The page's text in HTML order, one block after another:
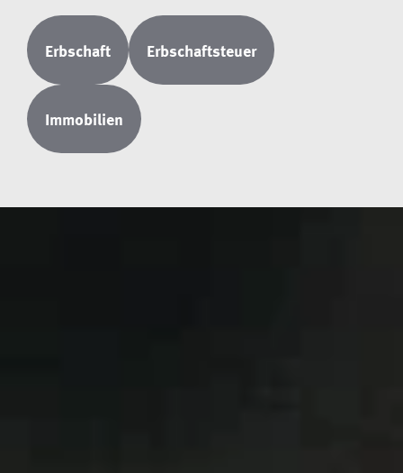
Erbschaft Erbschaftsteuer
Immobilien